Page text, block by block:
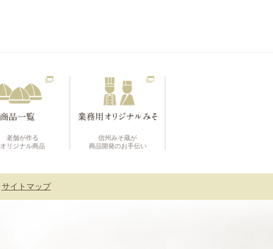
老舗が作る
オリジナル商品
信州みそ蔵が
商品開発のお手伝い
サイトマップ